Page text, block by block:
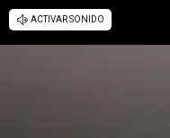
ACTIVAR SONIDO